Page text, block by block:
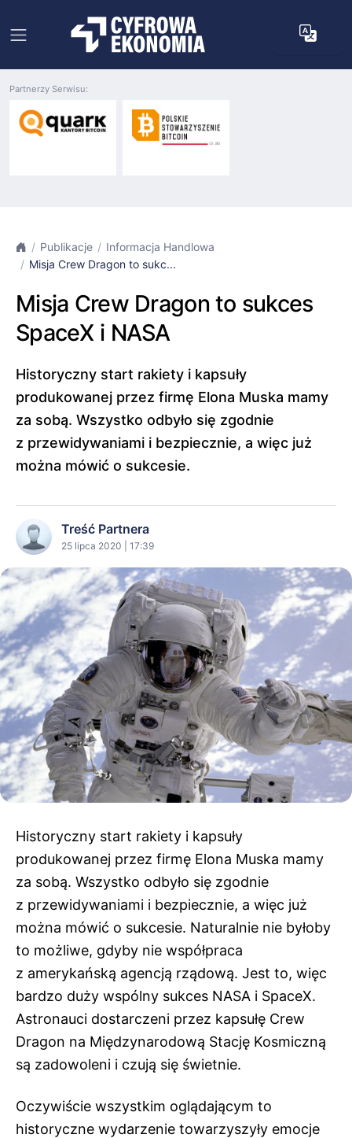
Partnerzy Serwisu:
Publikacje
Informacja Handlowa
Misja Crew Dragon to sukc...
Misja Crew Dragon to sukces
SpaceX i NASA
Historyczny start rakiety i kapsuły
produkowanej przez firmę Elona Muska mamy
za sobą. Wszystko odbyło się zgodnie
z przewidywaniami i bezpiecznie, a więc już
można mówić o sukcesie.
Treść Partnera
25 lipca 2020 | 17:39
Historyczny start rakiety i kapsuły
produkowanej przez firmę Elona Muska mamy
za sobą. Wszystko odbyło się zgodnie
z przewidywaniami i bezpiecznie, a więc już
można mówić o sukcesie. Naturalnie nie byłoby
to możliwe, gdyby nie współpraca
z amerykańską agencją rządową. Jest to, więc
bardzo duży wspólny sukces NASA i SpaceX.
Astronauci dostarczeni przez kapsułę Crew
Dragon na Międzynarodową Stację Kosmiczną
są zadowoleni i czują się świetnie.
Oczywiście wszystkim oglądającym to
historyczne wydarzenie towarzyszyły emocje